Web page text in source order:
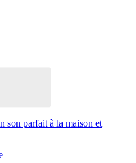
son parfait à la maison et